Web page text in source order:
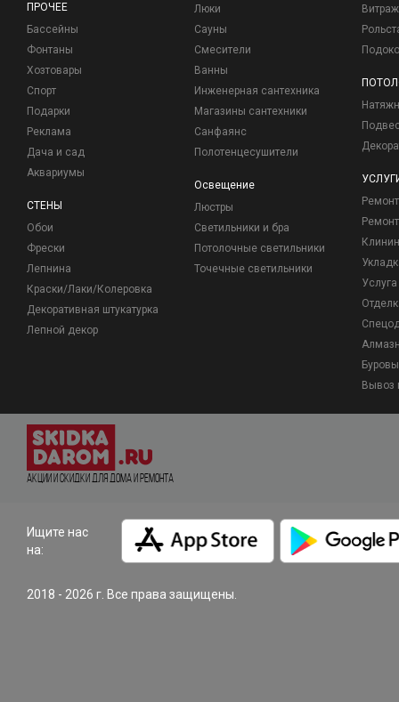
ПРОЧЕЕ
Бассейны
Фонтаны
Хозтовары
Спорт
Подарки
Реклама
Дача и сад
Аквариумы
СТЕНЫ
Обои
Фрески
Лепнина
Краски/Лаки/Колеровка
Декоративная штукатурка
Лепной декор
Люки
Сауны
Смесители
Ванны
Инженерная сантехника
Магазины сантехники
Санфаянс
Полотенцесушители
Освещение
Люстры
Светильники и бра
Потолочные светильники
Точечные светильники
Вывоз
Акции и Скидки для дома и ремонта
Ищите нас
на:
2018 - 2026 г. Все права защищены.